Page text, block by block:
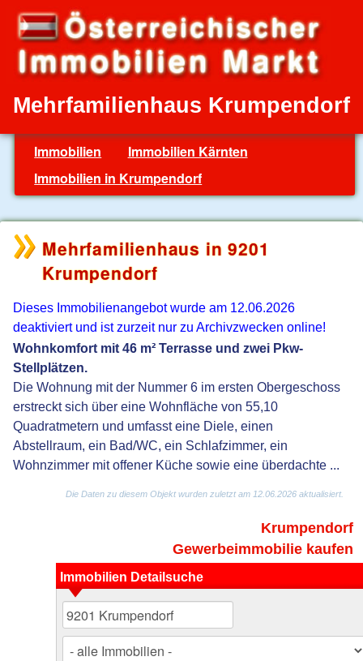
Mehrfamilienhaus Krumpendorf
Immobilien
Immobilien Kärnten
Immobilien in Krumpendorf
Mehrfamilienhaus in 9201
Krumpendorf
Dieses Immobilienangebot wurde am 12.06.2026
deaktiviert und ist zurzeit nur zu Archivzwecken online!
Wohnkomfort mit 46 m² Terrasse und zwei Pkw-
Stellplätzen.
Die Wohnung mit der Nummer 6 im ersten Obergeschoss
erstreckt sich über eine Wohnfläche von 55,10
Quadratmetern und umfasst eine Diele, einen
Abstellraum, ein Bad/WC, ein Schlafzimmer, ein
Wohnzimmer mit offener Küche sowie eine überdachte ...
Die Daten zu diesem Objekt wurden zuletzt am 12.06.2026 aktualisiert.
Krumpendorf
Gewerbeimmobilie kaufen
Immobilien Detailsuche